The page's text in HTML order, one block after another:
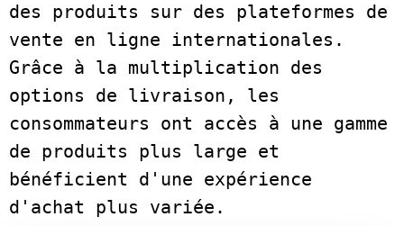
des produits sur des plateformes de
vente en ligne internationales.
Grâce à la multiplication des
options de livraison, les
consommateurs ont accès à une gamme
de produits plus large et
bénéficient d'une expérience
d'achat plus variée.